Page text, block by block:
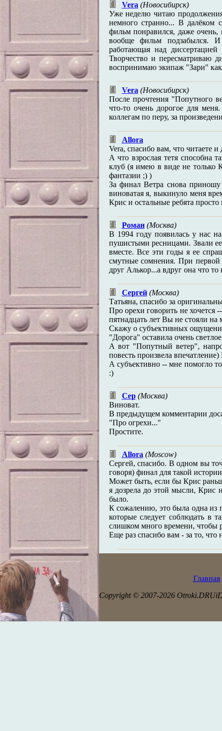
Vera (Новосибирск)
Уже неделю читаю
немного странно... В далёком
фильм понравился, даже
вообще фильм подзабылся. И
работающая над
Творчество и
воспринимаю экипаж "Зари"
Vera (Новосибирск)
После прочтения "Попутного
что-то очень дорогое для
коллегам по перу, за
Allora
Vera, спасибо вам, что читаете
А что взрослая тетя способна
клуб (я имею в виде не только
фантазии ;) )
За финал Ветра снова
виноватая я, выкинуло меня
Крис и остальные ребята
Роман (Москва)
В 1994 году появилась у нас
пушистыми ресницами. Звали
вместе. Все эти годы я ее
смутные сомнения. При
друг Алькор...а вдруг она что
Сергей (Москва)
Татьяна, спасибо за
Про орехи говорить не
пятнадцать лет Вы не стояли на
Скажу о субъективных
"Дорога" оставила очень
А вот "Попутный ветер",
повесть произвела
А субъективно -- мне помогло
:)
Сер (Москва)
Виноват.
В предыдущем комментарии
"Про огрехи..."
Простите.
Allora (Moscow)
Сергей, спасибо. В одном вы
говоря) финал для такой
Может быть, если бы Крис
я дозрела до этой мысли, Крис
было.
К сожалению, это была одна из
которые следует соблюдать
слишком много времени, чтобы
Еще раз спасибо вам - за то, что
Главная
Copyright © 2007-2026